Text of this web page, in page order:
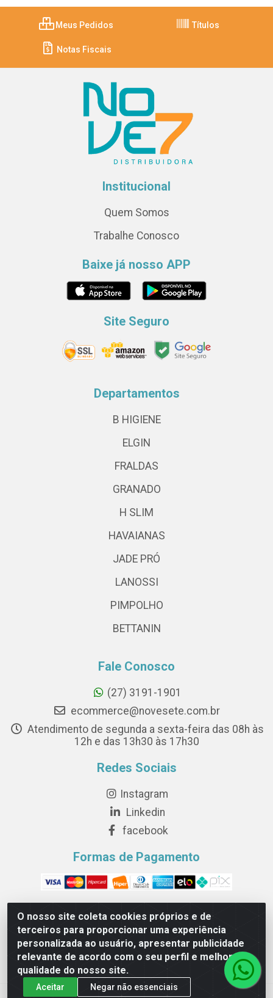
O nosso site coleta cookies próprios e de
terceiros para proporcionar uma experiência
personalizada ao usuário, apresentar publicidade
relevante de acordo com o seu perfil e melhorar a
qualidade do nosso site.
Aceitar Negar não essenciais
Meus Pedidos Títulos
Notas Fiscais
Institucional
Quem Somos
Trabalhe Conosco
Baixe já nosso APP
Site Seguro
Departamentos
B HIGIENE
ELGIN
FRALDAS
GRANADO
H SLIM
HAVAIANAS
JADE PRÓ
LANOSSI
PIMPOLHO
BETTANIN
Fale Conosco
(27) 3191-1901
ecommerce@novesete.com.br
Atendimento de segunda a sexta-feira das 08h às
12h e das 13h30 às 17h30
Redes Sociais
Instagram
Linkedin
facebook
Formas de Pagamento
Novesete Distribuidora LTDA - Avenida Setecentos, S/N,
Terminal Intermodal da Serra, Serra/ES - CEP 29161-414 -
CNPJ 29.479.604/0001-44